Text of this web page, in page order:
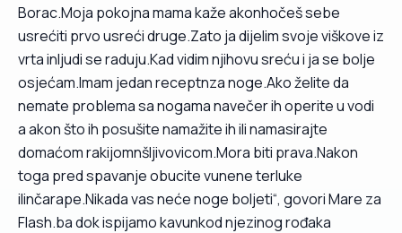
Borac.Moja pokojna mama kaže akonhočeš sebe
usrećiti prvo usreći druge.Zato ja dijelim svoje viškove iz
vrta inljudi se raduju.Kad vidim njihovu sreću i ja se bolje
osjećam.Imam jedan receptnza noge.Ako želite da
nemate problema sa nogama navečer ih operite u vodi
a akon što ih posušite namažite ih ili namasirajte
domaćom rakijomnšljivovicom.Mora biti prava.Nakon
toga pred spavanje obucite vunene terluke
ilinčarape.Nikada vas neće noge boljeti“, govori Mare za
Flash.ba dok ispijamo kavunkod njezinog rođaka